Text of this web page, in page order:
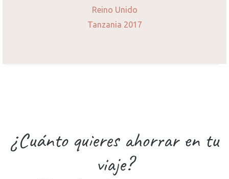
Reino Unido
Tanzania 2017
¿Cuánto quieres ahorrar en tu
viaje?